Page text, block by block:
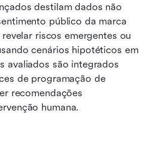
destilam dados não
público da marca
riscos emergentes ou
cenários hipotéticos em
avaliados são integrados
de programação de
recomendações
humana.